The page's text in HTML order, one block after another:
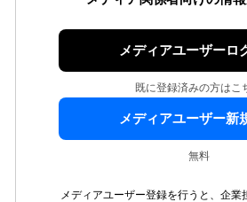
メディアユーザーロ
既に登録済みの方はこ
メディアユーザー新
無料
メディアユーザー登録を行うと、企業